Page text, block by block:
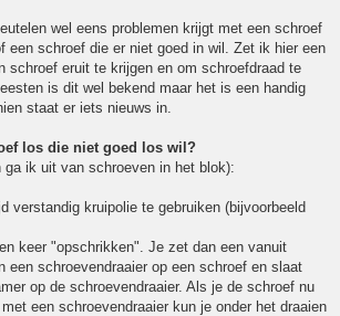
wel eens problemen krijgt met een schroef
een schroef die er niet goed in wil. Zet ik hier een
schroef eruit te krijgen en om schroefdraad te
is dit wel bekend maar het is een handig
staat er iets nieuws in.
los die niet goed los wil?
ik uit van schroeven in het blok):
verstandig kruipolie te gebruiken (bijvoorbeeld
keer "opschrikken". Je zet dan een vanuit
een schroevendraaier op een schroef en slaat
op de schroevendraaier. Als je de schroef nu
een schroevendraaier kun je onder het draaien